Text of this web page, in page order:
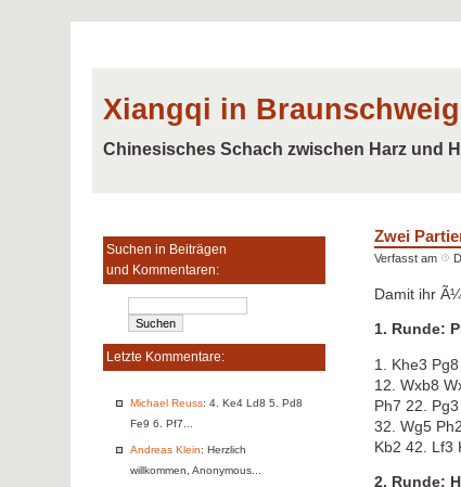
Xiangqi in Braunschweig
Chinesisches Schach zwischen Harz und
Suchen in Beiträgen
und Kommentaren:
Letzte Kommentare:
Michael Reuss: 4. Ke4 Ld8 5. Pd8
Fe9 6. Pf7...
Andreas Klein: Herzlich
willkommen, Anonymous...
Zwei
Verfasst am
Damit ihr
1. Runde:
1. Khe3
12. Wxb8
Ph7 22.
32. Wg5
Kb2 42. Lf3
2. Runde: